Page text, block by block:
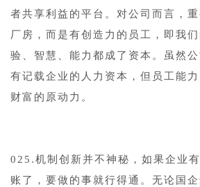
者共享利益的平台。对公司而言，
厂房，而是有创造力的员工，即我
验、智慧、能力都成了资本。虽然
有记载企业的人力资本，但员工能
财富的原动力。
025.机制创新并不神秘，如果企业
账了，要做的事就行得通。无论国